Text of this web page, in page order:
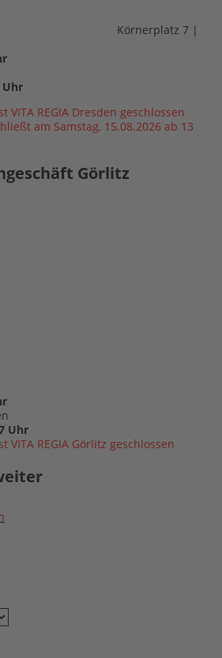
Körnerplatz 7 |
Uhr
VITA REGIA Dresden geschlossen
am Samstag, 15.08.2026 ab 13
Görlitz
Uhr
VITA REGIA Görlitz geschlossen